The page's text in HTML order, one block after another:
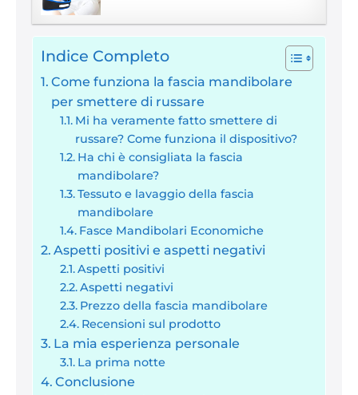
Indice Completo
Come funziona la fascia mandibolare
per smettere di russare
Mi ha veramente fatto smettere di
russare? Come funziona il dispositivo?
Ha chi è consigliata la fascia
mandibolare?
Tessuto e lavaggio della fascia
mandibolare
Fasce Mandibolari Economiche
Aspetti positivi e aspetti negativi
Aspetti positivi
Aspetti negativi
Prezzo della fascia mandibolare
Recensioni sul prodotto
La mia esperienza personale
La prima notte
Conclusione